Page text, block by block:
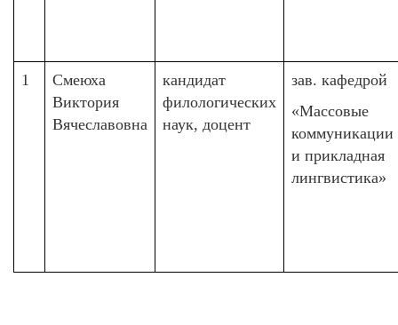
1
Смеюха
Виктория
Вячеславовна
кандидат
филологических
наук, доцент
зав. кафедрой
«Массовые
коммуникации
и прикладная
лингвистика»